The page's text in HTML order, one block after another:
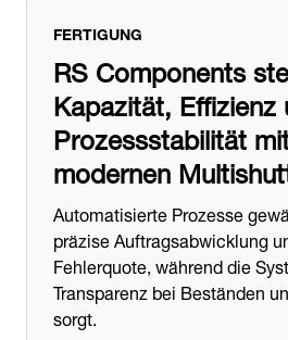
FERTIGUNG
RS Components
Kapazität, Effizienz
Prozessstabilität
modernen
Automatisierte Prozesse
präzise Auftragsabwicklung
Fehlerquote, während die
Transparenz bei Beständen
sorgt.